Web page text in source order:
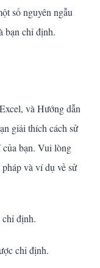
số nguyên ngẫu
bạn chỉ định.
và Hướng dẫn
giải thích cách sử
của bạn. Vui lòng
và ví dụ về sử
chỉ định.
chỉ định.